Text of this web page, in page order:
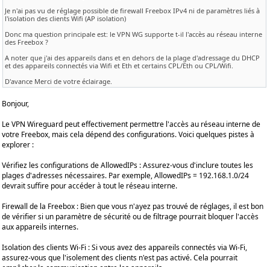
Je n'ai pas vu de réglage possible de firewall Freebox IPv4 ni de paramètres liés à
l'isolation des clients Wifi (AP isolation)
Donc ma question principale est: le VPN WG supporte t-il l'accès au réseau interne
des Freebox ?
A noter que j'ai des appareils dans et en dehors de la plage d'adressage du DHCP
et des appareils connectés via Wifi et Eth et certains CPL/Eth ou CPL/Wifi.
D'avance Merci de votre éclairage.
Bonjour,
Le VPN Wireguard peut effectivement permettre l'accès au réseau interne de
votre Freebox, mais cela dépend des configurations. Voici quelques pistes à
explorer :
Vérifiez les configurations de AllowedIPs : Assurez-vous d'inclure toutes les
plages d'adresses nécessaires. Par exemple, AllowedIPs = 192.168.1.0/24
devrait suffire pour accéder à tout le réseau interne.
Firewall de la Freebox : Bien que vous n'ayez pas trouvé de réglages, il est bon
de vérifier si un paramètre de sécurité ou de filtrage pourrait bloquer l'accès
aux appareils internes.
Isolation des clients Wi-Fi : Si vous avez des appareils connectés via Wi-Fi,
assurez-vous que l'isolement des clients n'est pas activé. Cela pourrait